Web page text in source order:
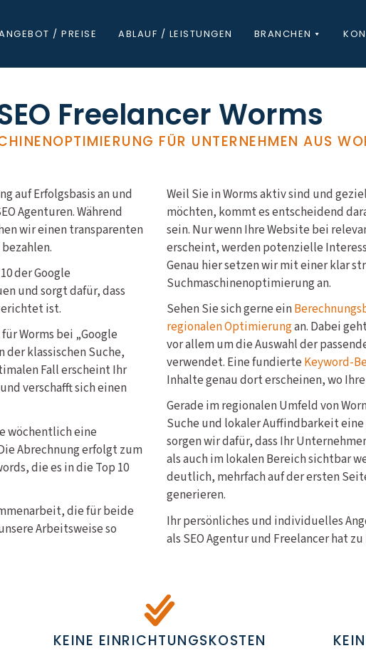
/ PREISE ABLAUF / LEISTUNGEN BRANCHEN
Freelancer Worms
FÜR UNTERNEHMEN AUS
auf Erfolgsbasis an und
Agenturen. Während
wir einen transparenten
der Google
und sorgt dafür, dass
ist.
Worms bei „Google
der klassischen Suche,
Fall erscheint Ihr
verschafft sich einen
wöchentlich eine
Abrechnung erfolgt zum
die es in die Top 10
die für beide
Arbeitsweise so
Weil Sie in Worms aktiv sind und
möchten, kommt es entscheidend
sein. Nur wenn Ihre Website bei
erscheint, werden potenzielle
Genau hier setzen wir mit einer klar
Suchmaschinenoptimierung an.
Sehen Sie sich gerne ein
regionalen Optimierungan. Dabei
vor allem um die Auswahl der
verwendet. Eine fundierte Keyword-
Inhalte genau dort erscheinen, wo
Gerade im regionalen Umfeld von
Suche und lokaler Auffindbarkeit
sorgen wir dafür, dass Ihr
als auch im lokalen Bereich sichtbar
deutlich, mehrfach auf der ersten
generieren.
Ihr persönliches und individuelles
als SEO Agentur und Freelancer hat
KEINE EINRICHTUNGSKOSTEN